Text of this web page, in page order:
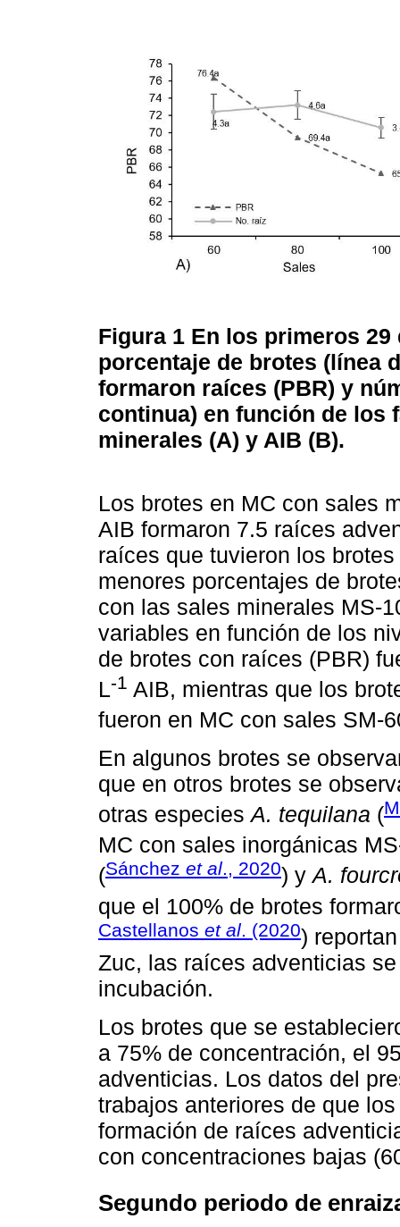
Figura 1 En los primeros 29
porcentaje de brotes (línea
formaron raíces (PBR) y
continua) en función de los
minerales (A) y AIB (B).
Los brotes en MC con sales
AIB formaron 7.5 raíces
raíces que tuvieron los
menores porcentajes de
con las sales minerales MS-
variables en función de los
de brotes con raíces (PBR)
L-1 AIB, mientras que los
fueron en MC con sales SM-
En algunos brotes se
que en otros brotes se
otras especiesA. tequilana (
MC con sales inorgánicas
(Sánchez et al., 2020) yA.
que el 100% de brotes
Castellanos et al. (2020)
Zuc, las raíces adventicias
incubación.
Los brotes que se
a 75% de concentración, el
adventicias. Los datos del
trabajos anteriores de que
formación de raíces
con concentraciones bajas
Segundo periodo de